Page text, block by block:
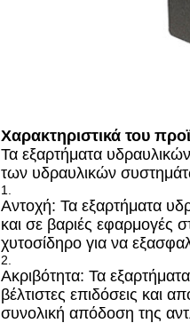
Χαρακτηριστικά του
Τα εξαρτήματα υδραυλικών
των υδραυλικών
Αντοχή: Τα εξαρτήματα
και σε βαριές εφαρμογές
χυτοσίδηρο για να
Ακριβότητα: Τα
βέλτιστες επιδόσεις και
συνολική απόδοση της